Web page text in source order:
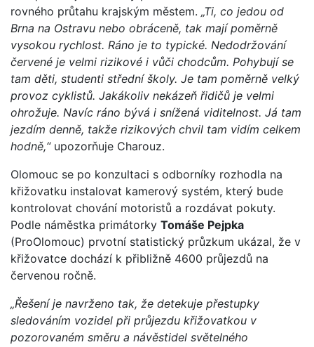
rovného průtahu krajským městem. „Ti, co jedou od
Brna na Ostravu nebo obráceně, tak mají poměrně
vysokou rychlost. Ráno je to typické. Nedodržování
červené je velmi rizikové i vůči chodcům. Pohybují se
tam děti, studenti střední školy. Je tam poměrně velký
provoz cyklistů. Jakákoliv nekázeň řidičů je velmi
ohrožuje. Navíc ráno bývá i snížená viditelnost. Já tam
jezdím denně, takže rizikových chvil tam vidím celkem
hodně,“upozorňuje Charouz.
Olomouc se po konzultaci s odborníky rozhodla na
křižovatku instalovat kamerový systém, který bude
kontrolovat chování motoristů a rozdávat pokuty.
Podle náměstka primátorky Tomáše Pejpka
(ProOlomouc) prvotní statistický průzkum ukázal, že v
křižovatce dochází k přibližně 4600 průjezdů na
červenou ročně.
„Řešení je navrženo tak, že detekuje přestupky
sledováním vozidel při průjezdu křižovatkou v
pozorovaném směru a návěstidel světelného